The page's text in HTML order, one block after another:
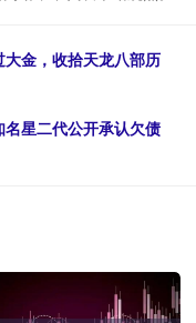
金，收拾天龙八部历
星二代公开承认欠债